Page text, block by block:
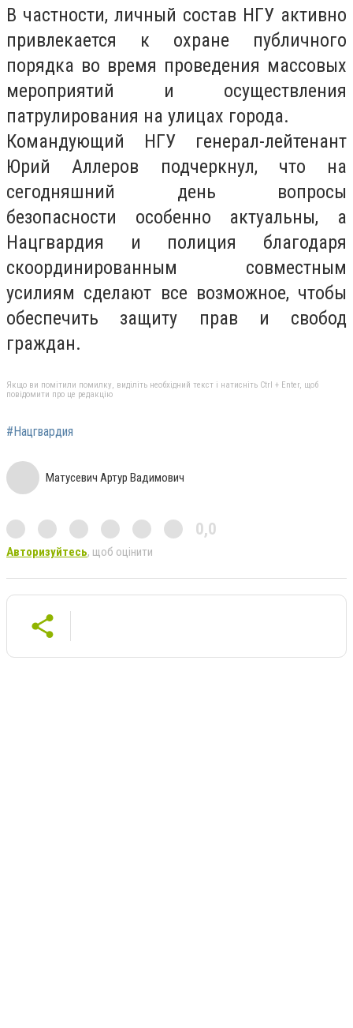
В частности, личный состав НГУ активно
привлекается к охране публичного
порядка во время проведения массовых
мероприятий и осуществления
патрулирования на улицах города.
Командующий НГУ генерал-лейтенант
Юрий Аллеров подчеркнул, что на
сегодняшний день вопросы
безопасности особенно актуальны, а
Нацгвардия и полиция благодаря
скоординированным совместным
усилиям сделают все возможное, чтобы
обеспечить защиту прав и свобод
граждан.
Якщо ви помітили помилку, виділіть необхідний текст і натисніть Ctrl + Enter, щоб
повідомити про це редакцію
#Нацгвардия
Матусевич Артур Вадимович
0,0
Авторизуйтесь, щоб оцінити